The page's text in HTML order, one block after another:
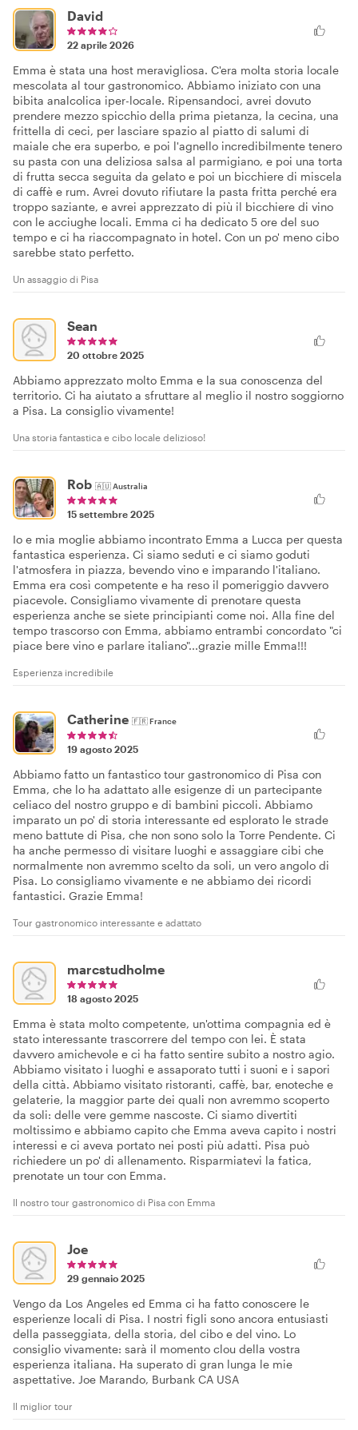
David
22 aprile 2026
Emma è stata una host meravigliosa. C'era molta storia locale
mescolata al tour gastronomico. Abbiamo iniziato con una
bibita analcolica iper-locale. Ripensandoci, avrei dovuto
prendere mezzo spicchio della prima pietanza, la cecina, una
frittella di ceci, per lasciare spazio al piatto di salumi di
maiale che era superbo, e poi l'agnello incredibilmente tenero
su pasta con una deliziosa salsa al parmigiano, e poi una torta
di frutta secca seguita da gelato e poi un bicchiere di miscela
di caffè e rum. Avrei dovuto rifiutare la pasta fritta perché era
troppo saziante, e avrei apprezzato di più il bicchiere di vino
con le acciughe locali. Emma ci ha dedicato 5 ore del suo
tempo e ci ha riaccompagnato in hotel. Con un po' meno cibo
sarebbe stato perfetto.
Un assaggio di Pisa
Sean
20 ottobre 2025
Abbiamo apprezzato molto Emma e la sua conoscenza del
territorio. Ci ha aiutato a sfruttare al meglio il nostro soggiorno
a Pisa. La consiglio vivamente!
Una storia fantastica e cibo locale delizioso!
Rob 🇦🇺Australia
15 settembre 2025
Io e mia moglie abbiamo incontrato Emma a Lucca per questa
fantastica esperienza. Ci siamo seduti e ci siamo goduti
l'atmosfera in piazza, bevendo vino e imparando l'italiano.
Emma era così competente e ha reso il pomeriggio davvero
piacevole. Consigliamo vivamente di prenotare questa
esperienza anche se siete principianti come noi. Alla fine del
tempo trascorso con Emma, abbiamo entrambi concordato "ci
piace bere vino e parlare italiano"...grazie mille Emma!!!
Esperienza incredibile
Catherine 🇫🇷France
19 agosto 2025
Abbiamo fatto un fantastico tour gastronomico di Pisa con
Emma, che lo ha adattato alle esigenze di un partecipante
celiaco del nostro gruppo e di bambini piccoli. Abbiamo
imparato un po' di storia interessante ed esplorato le strade
meno battute di Pisa, che non sono solo la Torre Pendente. Ci
ha anche permesso di visitare luoghi e assaggiare cibi che
normalmente non avremmo scelto da soli, un vero angolo di
Pisa. Lo consigliamo vivamente e ne abbiamo dei ricordi
fantastici. Grazie Emma!
Tour gastronomico interessante e adattato
marcstudholme
18 agosto 2025
Emma è stata molto competente, un'ottima compagnia ed è
stato interessante trascorrere del tempo con lei. È stata
davvero amichevole e ci ha fatto sentire subito a nostro agio.
Abbiamo visitato i luoghi e assaporato tutti i suoni e i sapori
della città. Abbiamo visitato ristoranti, caffè, bar, enoteche e
gelaterie, la maggior parte dei quali non avremmo scoperto
da soli: delle vere gemme nascoste. Ci siamo divertiti
moltissimo e abbiamo capito che Emma aveva capito i nostri
interessi e ci aveva portato nei posti più adatti. Pisa può
richiedere un po' di allenamento. Risparmiatevi la fatica,
prenotate un tour con Emma.
Il nostro tour gastronomico di Pisa con Emma
Joe
29 gennaio 2025
Vengo da Los Angeles ed Emma ci ha fatto conoscere le
esperienze locali di Pisa. I nostri figli sono ancora entusiasti
della passeggiata, della storia, del cibo e del vino. Lo
consiglio vivamente: sarà il momento clou della vostra
esperienza italiana. Ha superato di gran lunga le mie
aspettative. Joe Marando, Burbank CA USA
Il miglior tour